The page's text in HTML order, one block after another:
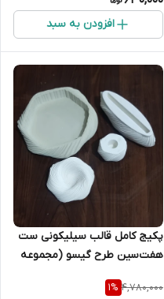
افزودن به سبد
پکیج کامل قالب سیلیکونی ست
هفت‌سین طرح گیسو (مجموعه
4,780,000
1%